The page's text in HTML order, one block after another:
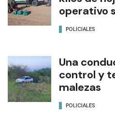
operativo
POLICIALES
Una
control y
malezas
POLICIALES